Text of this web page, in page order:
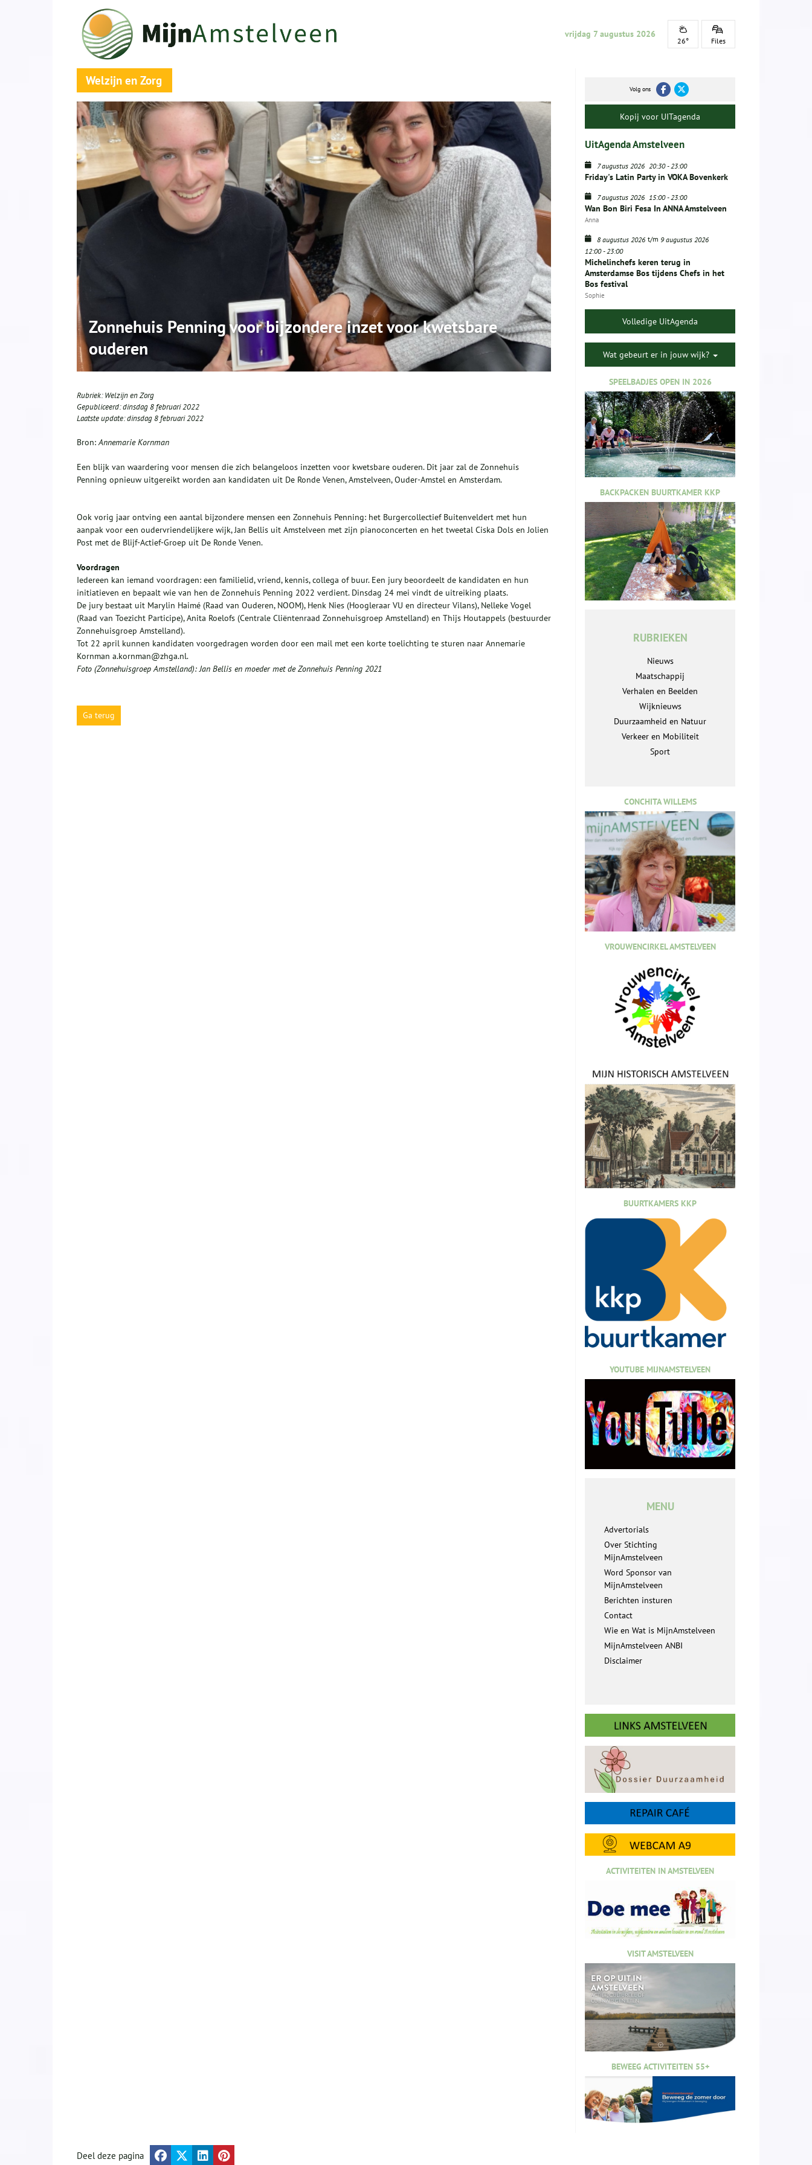
vrijdag 7 augustus 2026
26° Files
Welzijn en Zorg
Zonnehuis Penning voor bijzondere inzet voor kwetsbare
ouderen
Rubriek:Welzijn en Zorg
Gepubliceerd:dinsdag 8 februari 2022
Laatste update:dinsdag 8 februari 2022
Bron:Annemarie Kornman
Een blijk van waardering voor mensen die zich belangeloos inzetten voor kwetsbare ouderen. Dit jaar zal de Zonnehuis
Penning opnieuw uitgereikt worden aan kandidaten uit De Ronde Venen, Amstelveen, Ouder-Amstel en Amsterdam.
Ook vorig jaar ontving een aantal bijzondere mensen een Zonnehuis Penning: het Burgercollectief Buitenveldert met hun
aanpak voor een oudervriendelijkere wijk, Jan Bellis uit Amstelveen met zijn pianoconcerten en het tweetal Ciska Dols en Jolien
Post met de Blijf-Actief-Groep uit De Ronde Venen.
Voordragen
Iedereen kan iemand voordragen: een familielid, vriend, kennis, collega of buur. Een jury beoordeelt de kandidaten en hun
initiatieven en bepaalt wie van hen de Zonnehuis Penning 2022 verdient. Dinsdag 24 mei vindt de uitreiking plaats.
De jury bestaat uit Marylin Haimé (Raad van Ouderen, NOOM), Henk Nies (Hoogleraar VU en directeur Vilans), Nelleke Vogel
(Raad van Toezicht Participe), Anita Roelofs (Centrale Cliëntenraad Zonnehuisgroep Amstelland) en Thijs Houtappels (bestuurder
Zonnehuisgroep Amstelland).
Tot 22 april kunnen kandidaten voorgedragen worden door een mail met een korte toelichting te sturen naar Annemarie
Kornman a.kornman@zhga.nl.
Foto (Zonnehuisgroep Amstelland): Jan Bellis en moeder met de Zonnehuis Penning 2021
Ga terug
Volg ons
Kopij voor UITagenda
UitAgenda Amstelveen
7 augustus 2026 20:30-23:00
Friday's Latin Party in VOKA Bovenkerk
7 augustus 2026 15:00-23:00
Wan Bon Biri Fesa In ANNA Amstelveen
Anna
8 augustus 2026 t/m 9 augustus 2026
12:00-23:00
Michelinchefs keren terug in
Amsterdamse Bos tijdens Chefs in het
Bos festival
Sophie
Volledige UitAgenda
Wat gebeurt er in jouw wijk?
SPEELBADJES OPEN IN 2026
BACKPACKEN BUURTKAMER KKP
RUBRIEKEN
Nieuws
Maatschappij
Verhalen en Beelden
Wijknieuws
Duurzaamheid en Natuur
Verkeer en Mobiliteit
Sport
CONCHITA WILLEMS
VROUWENCIRKEL AMSTELVEEN
BUURTKAMERS KKP
YOUTUBE MIJNAMSTELVEEN
MENU
Advertorials
Over Stichting
MijnAmstelveen
Word Sponsor van
MijnAmstelveen
Berichten insturen
Contact
Wie en Wat is MijnAmstelveen
MijnAmstelveen ANBI
Disclaimer
ACTIVITEITEN IN AMSTELVEEN
VISIT AMSTELVEEN
BEWEEG ACTIVITEITEN 55+
Deel deze pagina